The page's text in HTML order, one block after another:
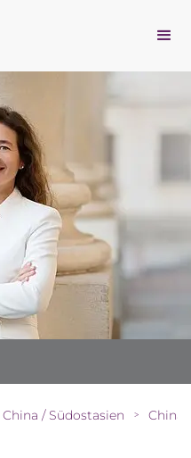
China / Südostasien > China